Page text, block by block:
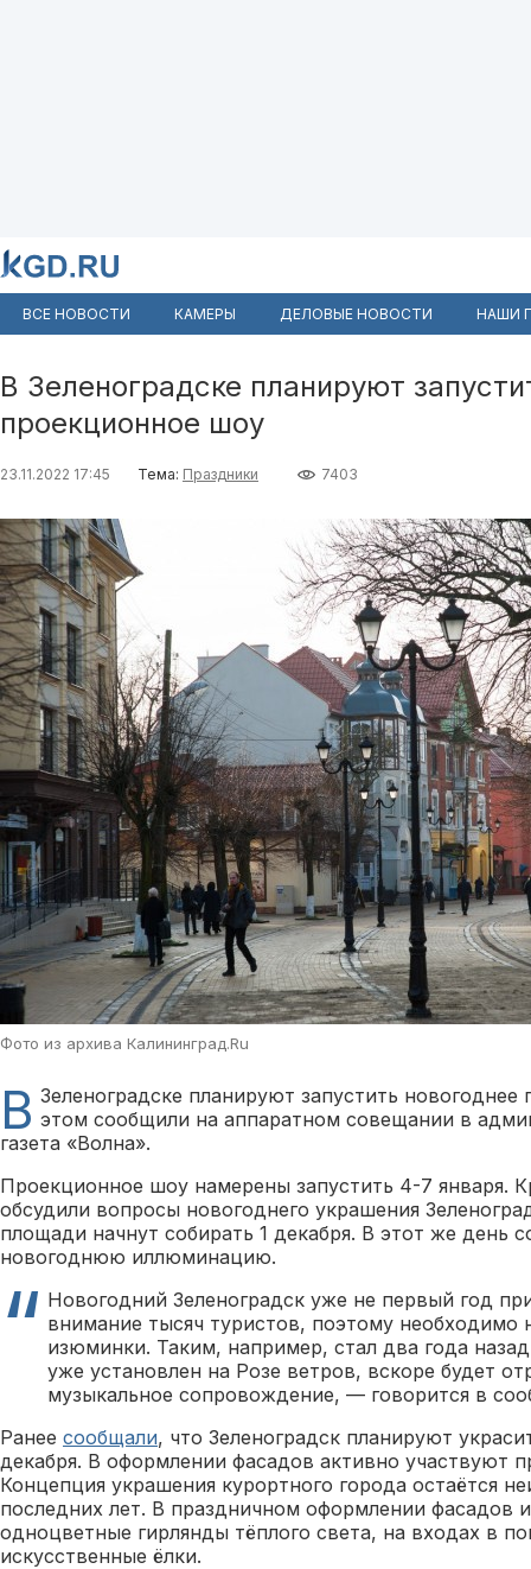
ВСЕ НОВОСТИ КАМЕРЫ ДЕЛОВЫЕ НОВОСТИ НАШИ
В Зеленоградске планируют
проекционное шоу
23.11.2022 17:45 Тема: Праздники 7403
Фото из архива Калининград.Ru
В Зеленоградске планируют запустить
этом сообщили на аппаратном совещании в
газета «Волна».
Проекционное шоу намерены запустить 4-7 января.
обсудили вопросы новогоднего украшения
площади начнут собирать 1 декабря. В этот же день
новогоднюю иллюминацию.
Новогодний Зеленоградск уже не первый год
внимание тысяч туристов, поэтому необходимо
изюминки. Таким, например, стал два года
уже установлен на Розе ветров, вскоре будет
музыкальное сопровождение, — говорится в
Ранее сообщали, что Зеленоградск планируют
декабря. В оформлении фасадов активно участвуют
Концепция украшения курортного города остаётся
последних лет. В праздничном оформлении фасадов
одноцветные гирлянды тёплого света, на входах в
искусственные ёлки.